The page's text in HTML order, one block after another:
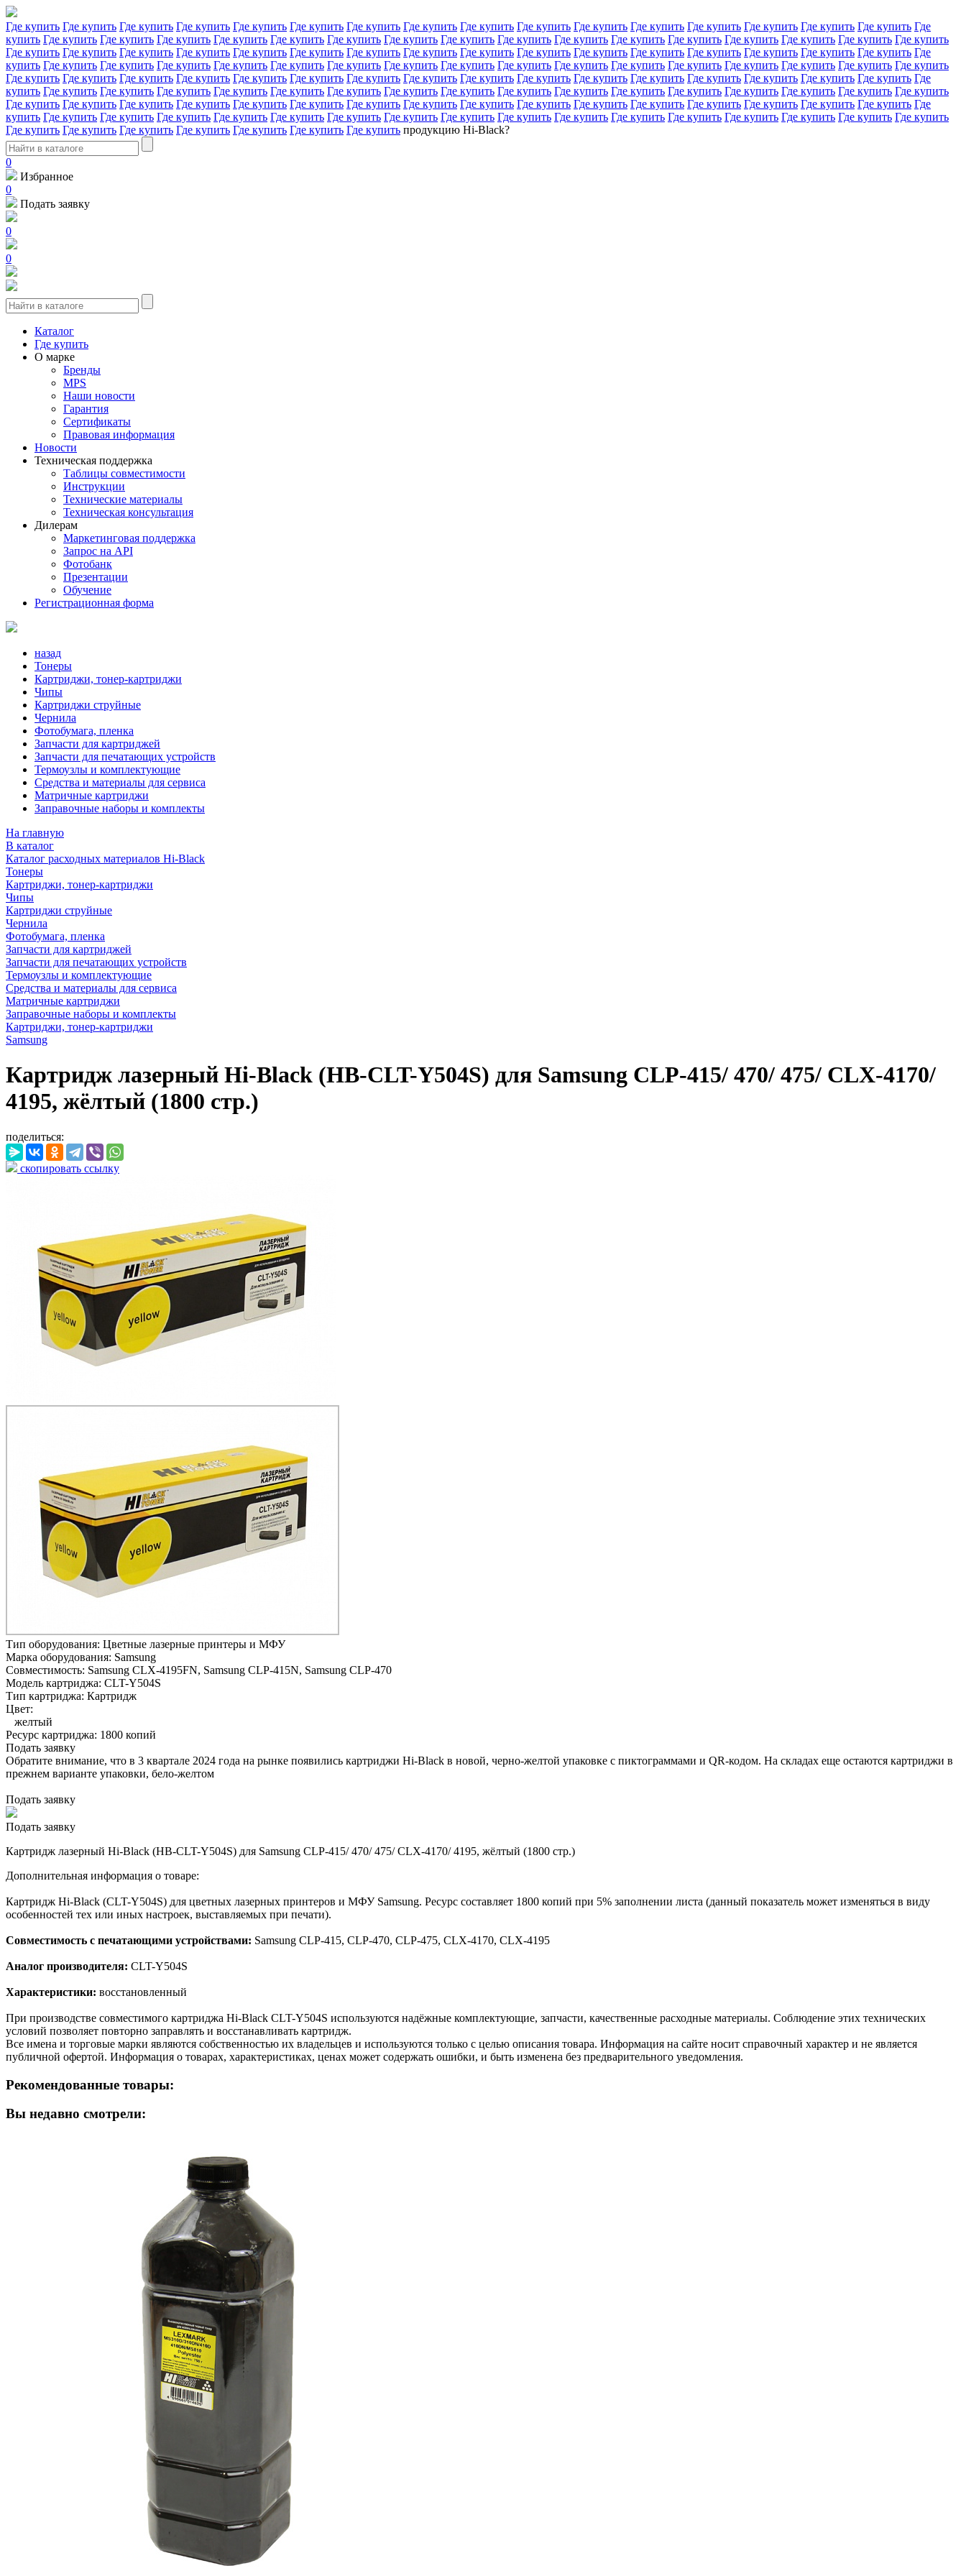
Где купить Где купить Где купить Где купить Где купить Где купить Где купить Где купить Где купить Где купить Где купить Где купить Где купить Где купить Где купить Где купить Где
купить Где купить Где купить Где купить Где купить Где купить Где купить Где купить Где купить Где купить Где купить Где купить Где купить Где купить Где купить Где купить Где купить
Где купить Где купить Где купить Где купить Где купить Где купить Где купить Где купить Где купить Где купить Где купить Где купить Где купить Где купить Где купить Где купить Где
купить Где купить Где купить Где купить Где купить Где купить Где купить Где купить Где купить Где купить Где купить Где купить Где купить Где купить Где купить Где купить Где купить
Где купить Где купить Где купить Где купить Где купить Где купить Где купить Где купить Где купить Где купить Где купить Где купить Где купить Где купить Где купить Где купить Где
купить Где купить Где купить Где купить Где купить Где купить Где купить Где купить Где купить Где купить Где купить Где купить Где купить Где купить Где купить Где купить Где купить
Где купить Где купить Где купить Где купить Где купить Где купить Где купить Где купить Где купить Где купить Где купить Где купить Где купить Где купить Где купить Где купить Где
купить Где купить Где купить Где купить Где купить Где купить Где купить Где купить Где купить Где купить Где купить Где купить Где купить Где купить Где купить Где купить Где купить
Где купить Где купить Где купить Где купить Где купить Где купить Где купить продукцию Hi-Black?
0
Избранное
0
Подать заявку
0
0
Каталог
Где купить
О марке
Бренды
MPS
Наши новости
Гарантия
Сертификаты
Правовая информация
Новости
Техническая поддержка
Таблицы совместимости
Инструкции
Технические материалы
Техническая консультация
Дилерам
Маркетинговая поддержка
Запрос на API
Фотобанк
Презентации
Обучение
Регистрационная форма
назад
Тонеры
Картриджи, тонер-картриджи
Чипы
Картриджи струйные
Чернила
Фотобумага, пленка
Запчасти для картриджей
Запчасти для печатающих устройств
Термоузлы и комплектующие
Средства и материалы для сервиса
Матричные картриджи
Заправочные наборы и комплекты
На главную
В каталог
Каталог расходных материалов Hi-Black
Тонеры
Картриджи, тонер-картриджи
Чипы
Картриджи струйные
Чернила
Фотобумага, пленка
Запчасти для картриджей
Запчасти для печатающих устройств
Термоузлы и комплектующие
Средства и материалы для сервиса
Матричные картриджи
Заправочные наборы и комплекты
Картриджи, тонер-картриджи
Samsung
Картридж лазерный Hi-Black (HB-CLT-Y504S) для Samsung CLP-415/ 470/ 475/ CLX-4170/
4195, жёлтый (1800 стр.)
поделиться:
скопировать ссылку
Тип оборудования: Цветные лазерные принтеры и МФУ
Марка оборудования: Samsung
Совместимость: Samsung CLX-4195FN, Samsung CLP-415N, Samsung CLP-470
Модель картриджа: CLT-Y504S
Тип картриджа: Картридж
Цвет:
желтый
Ресурс картриджа: 1800 копий
Подать заявку
Обратите внимание, что в 3 квартале 2024 года на рынке появились картриджи Hi-Black в новой, черно-желтой упаковке с пиктограммами и QR-кодом. На складах еще остаются картриджи в
прежнем варианте упаковки, бело-желтом
Подать заявку
Подать заявку
Картридж лазерный Hi-Black (HB-CLT-Y504S) для Samsung CLP-415/ 470/ 475/ CLX-4170/ 4195, жёлтый (1800 стр.)
Дополнительная информация о товаре:
Картридж Hi-Black (CLT-Y504S) для цветных лазерных принтеров и МФУ Samsung. Ресурс составляет 1800 копий при 5% заполнении листа (данный показатель может изменяться в виду
особенностей тех или иных настроек, выставляемых при печати).
Совместимость с печатающими устройствами: Samsung CLP-415, CLP-470, CLP-475, CLX-4170, CLX-4195
Аналог производителя: CLT-Y504S
Характеристики: восстановленный
При производстве совместимого картриджа Hi-Black CLT-Y504S используются надёжные комплектующие, запчасти, качественные расходные материалы. Соблюдение этих технических
условий позволяет повторно заправлять и восстанавливать картридж.
Все имена и торговые марки являются собственностью их владельцев и используются только с целью описания товара. Информация на сайте носит справочный характер и не является
публичной офертой. Информация о товарах, характеристиках, ценах может содержать ошибки, и быть изменена без предварительного уведомления.
Рекомендованные товары:
Вы недавно смотрели: